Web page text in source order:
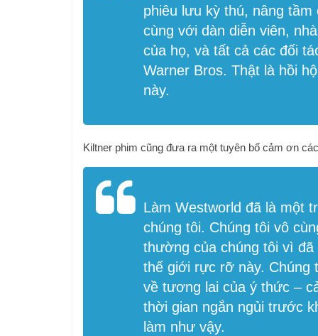
phiêu lưu kỳ thú, nâng
cùng với dàn diễn viên,
của họ, và tất cả các đối
Warner Bros. Thật là hồi
này.
Kiltner phim cũng đưa ra một tuyên bố cảm ơn
Làm Westworld đã là một
chúng tôi. Chúng tôi vô
thường của chúng tôi vì
thế giới rực rỡ này. Chúng
về tương lai của ý thức –
thời gian ngắn ngủi trước
làm như vậy.